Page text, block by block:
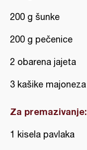
200 g šunke
200 g pečenice
2 obarena jajeta
3 kašike majoneza
Za premazivanje:
1 kisela pavlaka